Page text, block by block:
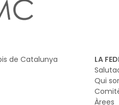
LA
Qui
Àrees
de Catalunya